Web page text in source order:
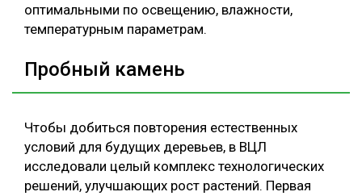
оптимальными по освещению, влажности,
температурным параметрам.
Пробный камень
Чтобы добиться повторения естественных
условий для будущих деревьев, в ВЦЛ
исследовали целый комплекс технологических
решений, улучшающих рост растений. Первая